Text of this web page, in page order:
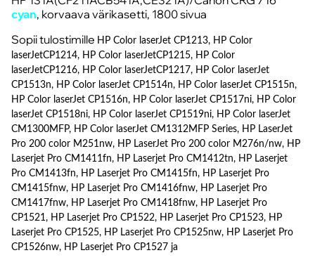
cyan, korvaava värikasetti, 1800 sivua
Sopii tulostimille HP Color laserJet CP1213, HP Color
laserJetCP1214, HP Color laserJetCP1215, HP Color
laserJetCP1216, HP Color laserJetCP1217, HP Color laserJet
CP1513n, HP Color laserJet CP1514n, HP Color laserJet CP1515n,
HP Color laserJet CP1516n, HP Color laserJet CP1517ni, HP Color
laserJet CP1518ni, HP Color laserJet CP1519ni, HP Color laserJet
CM1300MFP, HP Color laserJet CM1312MFP Series, HP LaserJet
Pro 200 color M251nw, HP LaserJet Pro 200 color M276n/nw, HP
Laserjet Pro CM1411fn, HP Laserjet Pro CM1412tn, HP Laserjet
Pro CM1413fn, HP Laserjet Pro CM1415fn, HP Laserjet Pro
CM1415fnw, HP Laserjet Pro CM1416fnw, HP Laserjet Pro
CM1417fnw, HP Laserjet Pro CM1418fnw, HP Laserjet Pro
CP1521, HP Laserjet Pro CP1522, HP Laserjet Pro CP1523, HP
Laserjet Pro CP1525, HP Laserjet Pro CP1525nw, HP Laserjet Pro
CP1526nw, HP Laserjet Pro CP1527 ja